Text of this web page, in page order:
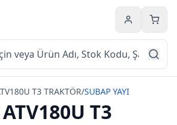
Hesabım
T3 TRAKTÖR/SUBAP YAYI
T3